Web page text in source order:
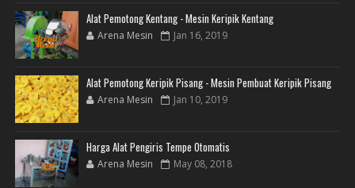
Alat Pemotong Kentang - Mesin Keripik Kentang
Arena Mesin Jan 16, 2019
Alat Pemotong Keripik Pisang - Mesin Pembuat Keripik Pisang
Arena Mesin Jan 10, 2019
Harga Alat Pengiris Tempe Otomatis
Arena Mesin May 08, 2018